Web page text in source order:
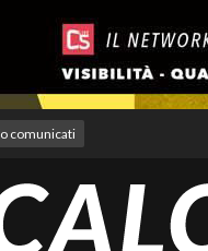
comunicati